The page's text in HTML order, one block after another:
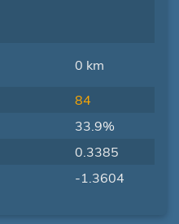
0 km
84
33.9%
0.3385
-1.3604